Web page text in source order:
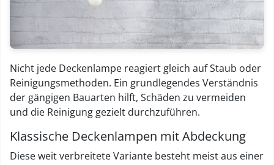
Nicht jede Deckenlampe reagiert gleich auf Staub oder
Reinigungsmethoden. Ein grundlegendes Verständnis
der gängigen Bauarten hilft, Schäden zu vermeiden
und die Reinigung gezielt durchzuführen.
Klassische Deckenlampen mit Abdeckung
Diese weit verbreitete Variante besteht meist aus einer